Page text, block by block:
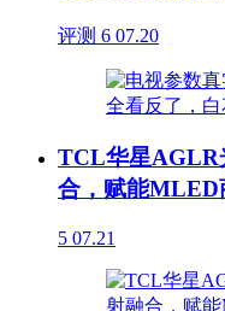
评测 6 07.20
TCL华星AGLR
合，赋能MLED
5 07.21